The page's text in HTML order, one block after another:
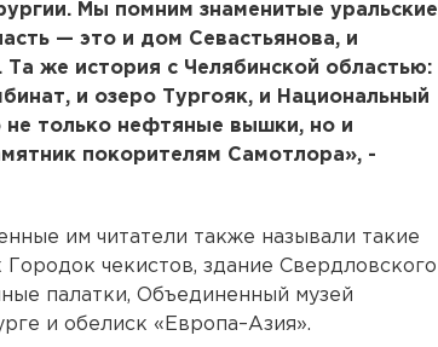
Мы помним знаменитые уральские
— это и дом Севастьянова, и
Та же история с Челябинской областью:
и озеро Тургояк, и Национальный
только нефтяные вышки, но и
покорителям Самотлора», -
им читатели также называли такие
чекистов, здание Свердловского
палатки, Объединенный музей
и обелиск «Европа–Азия».